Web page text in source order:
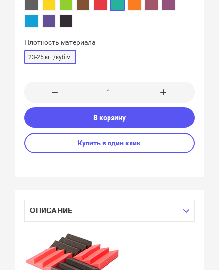
Плотность материала
23-25 кг. /куб.м.
В корзину
Купить в один клик
ОПИСАНИЕ